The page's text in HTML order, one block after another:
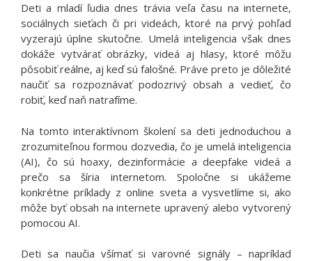
Deti a mladí ľudia dnes trávia veľa času na internete,
sociálnych sieťach či pri videách, ktoré na prvý pohľad
vyzerajú úplne skutočne. Umelá inteligencia však dnes
dokáže vytvárať obrázky, videá aj hlasy, ktoré môžu
pôsobiť reálne, aj keď sú falošné. Práve preto je dôležité
naučiť sa rozpoznávať podozrivý obsah a vedieť, čo
robiť, keď naň natrafíme.
Na tomto interaktívnom školení sa deti jednoduchou a
zrozumiteľnou formou dozvedia, čo je umelá inteligencia
(AI), čo sú hoaxy, dezinformácie a deepfake videá a
prečo sa šíria internetom. Spoločne si ukážeme
konkrétne príklady z online sveta a vysvetlíme si, ako
môže byť obsah na internete upravený alebo vytvorený
pomocou AI.
Deti sa naučia všímať si varovné signály – napríklad